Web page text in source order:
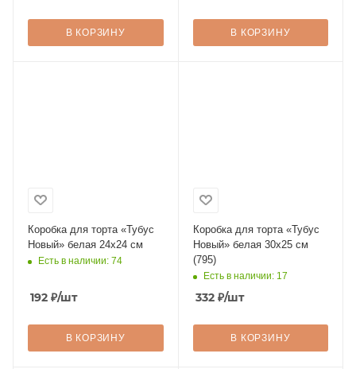
В КОРЗИНУ В КОРЗИНУ
Коробка для торта «Тубус
Новый» белая 24х24 см
Есть в наличии: 74
192 ₽/шт
В КОРЗИНУ
Коробка для торта «Тубус
Новый» белая 30х25 см
(795)
Есть в наличии: 17
332₽/шт
В КОРЗИНУ